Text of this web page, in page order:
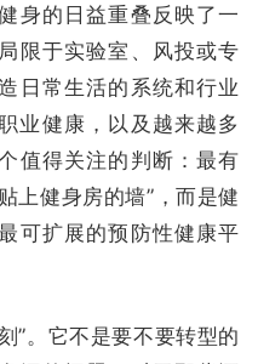
身的日益重叠反映了一
限于实验室、风投或专
日常生活的系统和行业
业健康，以及越来越多
值得关注的判断：最有
上健身房的墙”，而是健
可扩展的预防性健康平
”。它不是要不要转型的